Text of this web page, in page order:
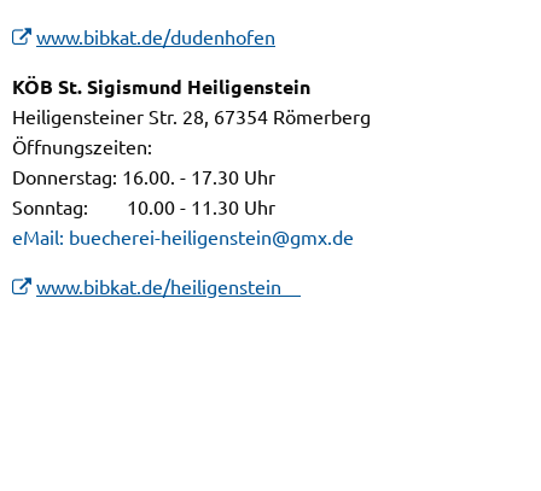
www.bibkat.de/dudenhofen
KÖB St. Sigismund Heiligenstein
Heiligensteiner Str. 28, 67354 Römerberg
Öffnungszeiten:
Donnerstag: 16.00. - 17.30 Uhr
Sonntag: 10.00 - 11.30 Uhr
eMail: buecherei-heiligenstein@gmx.de
www.bibkat.de/heiligenstein